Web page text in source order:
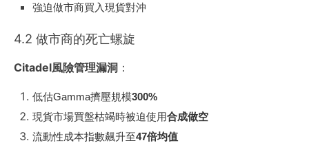
強迫做市商買入現貨對沖
4.2 做市商的死亡螺旋
Citadel風險管理漏洞 ：
低估Gamma擠壓規模300%
現貨市場買盤枯竭時被迫使用合成做空
流動性成本指數飆升至47倍均值